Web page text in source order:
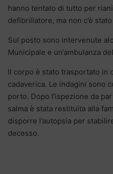
hanno tentato di tutto per
defibrillatore, ma non c’è
Sul posto sono intervenute
Municipale e un’ambulanza
Il corpo è stato trasportato in
cadaverica. Le indagini sono
porto. Dopo l’ispezione da
salma è stata restituita alla
disporre l’autopsia per
decesso.